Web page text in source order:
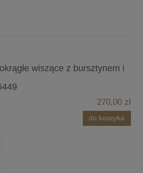
wiszące z bursztynem i
270,00 zł
do koszyka